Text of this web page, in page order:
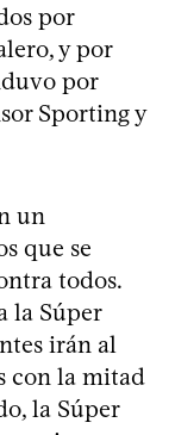
por
y por
por
Sporting y
un
que se
todos.
la Súper
irán al
con la mitad
la Súper